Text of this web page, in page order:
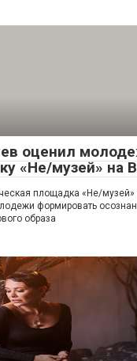
оценил
«Не/музей» на
площадка «Не/
формировать
образа